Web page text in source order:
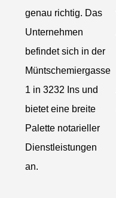
genau richtig. Das
Unternehmen
befindet sich in der
Müntschemiergasse
1 in 3232 Ins und
bietet eine breite
Palette notarieller
Dienstleistungen
an.